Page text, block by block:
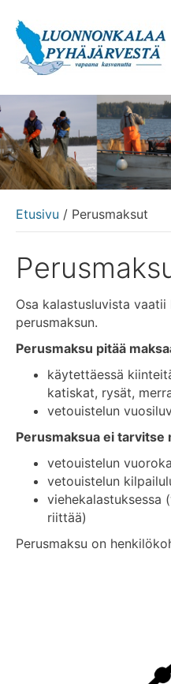
Etusivu / Perusmaksut
Osa kalastusluvista vaatii
perusmaksun.
Perusmaksu pitää
käytettäessä
katiskat, rysät,
vetouistelun
Perusmaksua ei tarvitse
vetouistelun
vetouistelun
viehekalastuksessa
riittää)
Perusmaksu on